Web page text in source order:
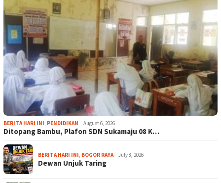
BERITA HARI INI, PENDIDIKAN August 6, 2026
Ditopang Bambu, Plafon SDN Sukamaju 08 K…
BERITA HARI INI, BOGOR RAYA July 8, 2026
Dewan Unjuk Taring